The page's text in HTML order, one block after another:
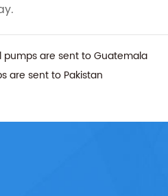
are sent to Guatemala
are sent to Pakistan